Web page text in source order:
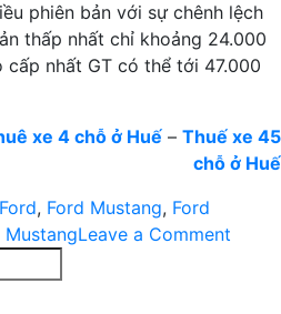
phiên bản với sự chênh lệch
thấp nhất chỉ khoảng 24.000
cấp nhất GT có thể tới 47.000
xe 4 chỗ ở Huế – Thuế xe 45
chỗ ở Huế
Ford, Ford Mustang, Ford
MustangLeave a Comment